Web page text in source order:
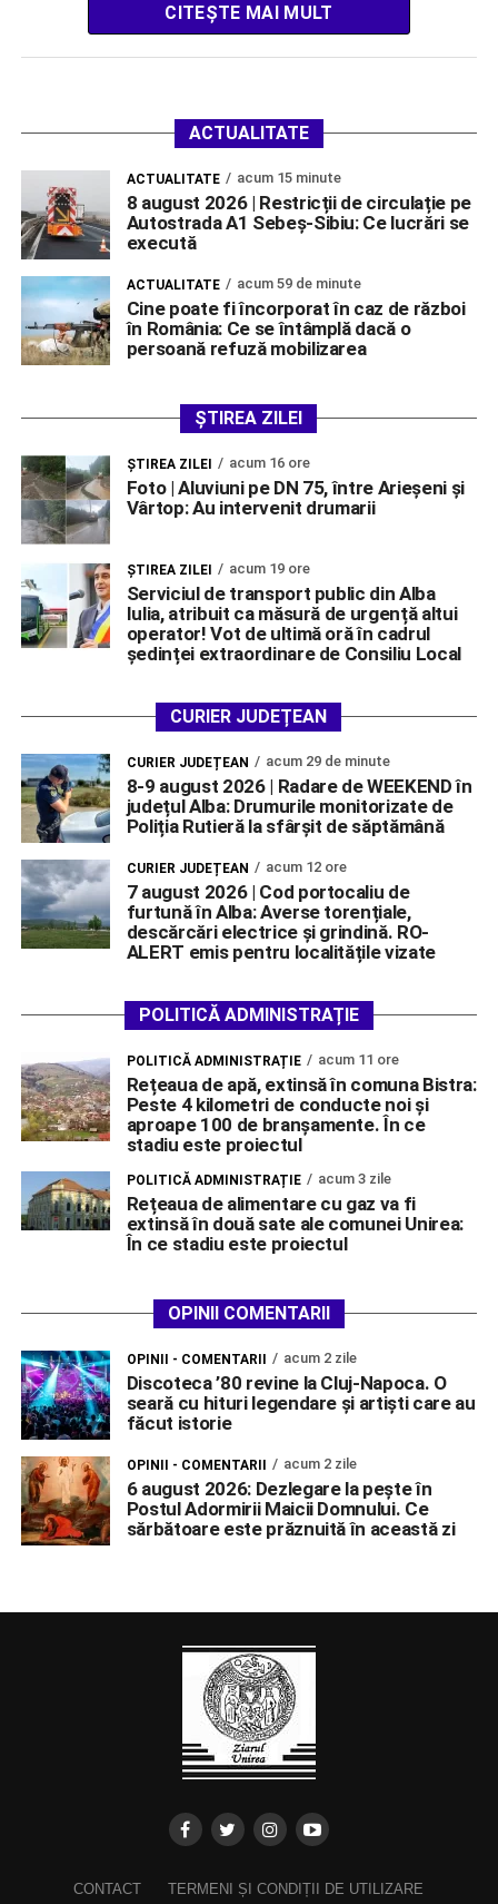
CITEȘTE MAI MULT
ACTUALITATE
ACTUALITATE acum 15 minute
8 august 2026 | Restricții de circulație pe
Autostrada A1 Sebeș-Sibiu: Ce lucrări se
execută
ACTUALITATE acum 59 de minute
Cine poate fi încorporat în caz de război
în România: Ce se întâmplă dacă o
persoană refuză mobilizarea
ȘTIREA ZILEI
ŞTIREA ZILEI acum 16 ore
Foto | Aluviuni pe DN 75, între Arieșeni și
Vârtop: Au intervenit drumarii
ŞTIREA ZILEI acum 19 ore
Serviciul de transport public din Alba
Iulia, atribuit ca măsură de urgență altui
operator! Vot de ultimă oră în cadrul
ședinței extraordinare de Consiliu Local
CURIER JUDEȚEAN
CURIER JUDEȚEAN acum 29 de minute
8-9 august 2026 | Radare de WEEKEND în
județul Alba: Drumurile monitorizate de
Poliția Rutieră la sfârșit de săptămână
CURIER JUDEȚEAN acum 12 ore
7 august 2026 | Cod portocaliu de
furtună în Alba: Averse torențiale,
descărcări electrice și grindină. RO-
ALERT emis pentru localitățile vizate
POLITICĂ ADMINISTRAȚIE
POLITICĂ ADMINISTRAȚIE acum 11 ore
Rețeaua de apă, extinsă în comuna Bistra:
Peste 4 kilometri de conducte noi și
aproape 100 de branșamente. În ce
stadiu este proiectul
POLITICĂ ADMINISTRAȚIE acum 3 zile
Rețeaua de alimentare cu gaz va fi
extinsă în două sate ale comunei Unirea:
În ce stadiu este proiectul
OPINII COMENTARII
OPINII - COMENTARII acum 2 zile
Discoteca ’80 revine la Cluj-Napoca. O
seară cu hituri legendare și artiști care au
făcut istorie
OPINII - COMENTARII acum 2 zile
6 august 2026: Dezlegare la pește în
Postul Adormirii Maicii Domnului. Ce
sărbătoare este prăznuită în această zi
CONTACT TERMENI ȘI CONDIȚII DE UTILIZARE